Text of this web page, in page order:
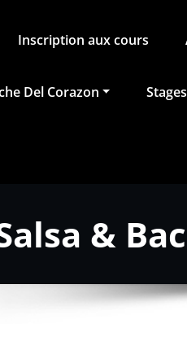
Inscription aux cours
Del Corazon Stages
&